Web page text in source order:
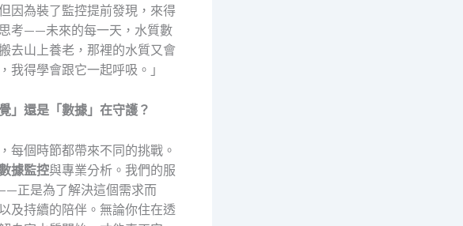
因為裝了監控提前發現，來得
考——未來的每一天，水質數
去山上養老，那裡的水質又會
我得學會跟它一起呼吸。」
」還是「數據」在守護？
每個時節都帶來不同的挑戰。
據監控與專業分析。我們的服
正是為了解決這個需求而
及持續的陪伴。無論你住在透